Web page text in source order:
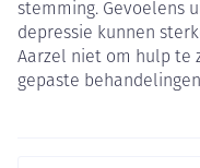
stemming. Gevoelens
depressie kunnen
Aarzel niet om hulp te
gepaste